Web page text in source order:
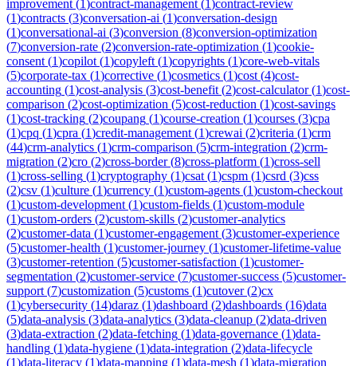
improvement (1)contract-management (1)contract-review
(1)contracts (3)conversation-ai (1)conversation-design
(1)conversational-ai (3)conversion (8)conversion-optimization
(7)conversion-rate (2)conversion-rate-optimization (1)cookie-
consent (1)copilot (1)copyleft (1)copyrights (1)core-web-vitals
(5)corporate-tax (1)corrective (1)cosmetics (1)cost (4)cost-
accounting (1)cost-analysis (3)cost-benefit (2)cost-calculator(1)cost-
comparison (2)cost-optimization (5)cost-reduction (1)cost-savings
(1)cost-tracking (2)coupang (1)course-creation (1)courses (3)cpa
(1)cpq (1)cpra (1)credit-management (1)crewai (2)criteria (1)crm
(44)crm-analytics (1)crm-comparison (5)crm-integration (2)crm-
migration (2)cro (2)cross-border(8)cross-platform (1)cross-sell
(1)cross-selling (1)cryptography (1)csat (1)cspm (1)csrd (3)css
(2)csv (1)culture (1)currency (1)custom-agents (1)custom-checkout
(1)custom-development (1)custom-fields (1)custom-module
(1)custom-orders (2)custom-skills (2)customer-analytics
(2)customer-data (1)customer-engagement (3)customer-experience
(5)customer-health (1)customer-journey (1)customer-lifetime-value
(3)customer-retention (5)customer-satisfaction (1)customer-
segmentation (2)customer-service (7)customer-success (5)customer-
support (7)customization (5)customs (1)cutover(2)cx
(1)cybersecurity (14)daraz (1)dashboard (2)dashboards (16)data
(5)data-analysis (3)data-analytics (3)data-cleanup (2)data-driven
(3)data-extraction (2)data-fetching (1)data-governance (1)data-
handling (1)data-hygiene (1)data-integration (2)data-lifecycle
(1)data-literacy (1)data-mapping (1)data-mesh (1)data-migration